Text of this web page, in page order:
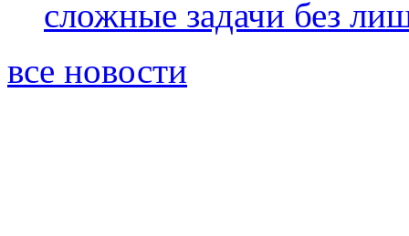
сложные задачи без
все новости